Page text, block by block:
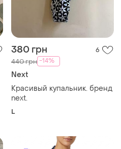
380 грн 6
440 грн -14%
Next
Красивый купальник. бренд
next.
L